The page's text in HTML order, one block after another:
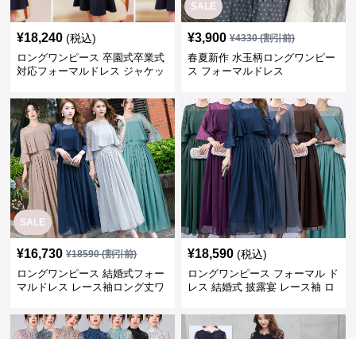
¥18,240 (税込)
ロングワンピース 卒園式卒業式
対応フォーマルドレス ジャケッ
SALE
¥3,900 ¥4330(割引前)
春夏新作 水玉柄ロングワンピー
ス フォーマルドレス
SALE
¥16,730 ¥18590(割引前)
ロングワンピース 結婚式フォー
マルドレス レース袖ロング丈ワ
¥18,590 (税込)
ロングワンピース フォーマル ド
レス 結婚式 披露宴 レース袖 ロ